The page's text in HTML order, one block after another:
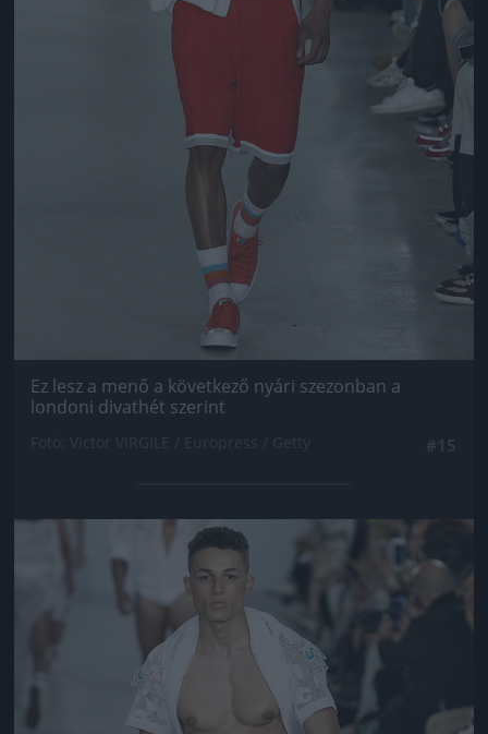
Ez lesz a menő a következő nyári szezonban a
londoni divathét szerint
Jön még kép!